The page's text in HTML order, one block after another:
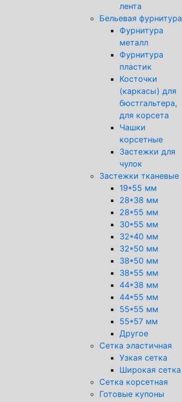
лента
Бельевая фурнитура
Фурнитура
металл
Фурнитура
пластик
Косточки
(каркасы) для
бюстгальтера,
для корсета
Чашки
корсетные
Застежки для
чулок
Застежки тканевые
19*55 мм
28*38 мм
28*55 мм
30*55 мм
32*40 мм
32*50 мм
38*50 мм
38*55 мм
44*38 мм
44*55 мм
55*55 мм
55*57 мм
Другое
Сетка эластичная
Узкая сетка
Широкая сетка
Сетка корсетная
Готовые купоны